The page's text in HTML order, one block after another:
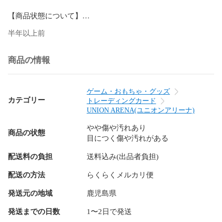
【商品状態について】
詳細な画像をお求めの際は、コメント欄にてお申し付けくだ
【価格交渉について】
基本的にお値下げは行っておりません。また、商品価格につ
いて相場状況に応じて、予告無く値上げを行う場合がござい
ます。予めご了承ください。
複数商品をご購入いただいた際、同梱発送させていただく場
合がございます。予めご了承ください。
複数購入の場合の値下げは出来かねますので、ご了承くださ
い。
【PSA商品について】
評価9.10でもキズ/凹み/ホロかけ/白欠け/横線等ある場合がご
ケースには稀に出荷時から付いている初期傷等ございます。
半年以上前
商品の情報
カテゴリー
ゲーム・おもちゃ・グッズ
トレーディングカード
UNION ARENA(ユニオンアリーナ)
商品の状態
やや傷や汚れあり
目につく傷や汚れがある
配送料の負担 送料込み(出品者負担)
配送の方法 らくらくメルカリ便
発送元の地域 鹿児島県
発送までの日数 1〜2日で発送